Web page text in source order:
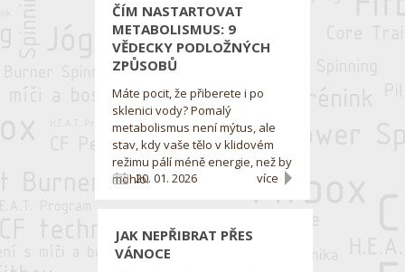
ČÍM NASTARTOVAT
METABOLISMUS: 9
VĚDECKY PODLOŽNÝCH
ZPŮSOBŮ
Máte pocit, že přiberete i po
sklenici vody? Pomalý
metabolismus není mýtus, ale
stav, kdy vaše tělo v klidovém
režimu pálí méně energie, než by
mohlo.20. 01. 2026 více
JAK NEPŘIBRAT PŘES
VÁNOCE